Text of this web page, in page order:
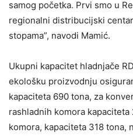
samog početka. Prvi smo u
regionalni distribucijski
stopama”, navodi Mamić.
Ukupni kapacitet hladnjače
ekološku proizvodnju
kapaciteta 690 tona, za
rashladnih komora
komora, kapaciteta 318